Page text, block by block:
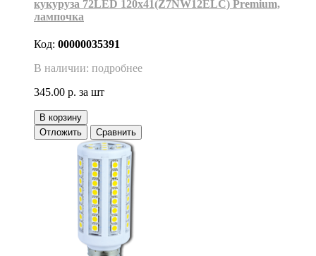
кукуруза 72LED 120x41(Z7NW12ELC) Premium,
лампочка
Код: 00000035391
В наличии: подробнее
345.00 р. за шт
В корзину
Отложить
Сравнить